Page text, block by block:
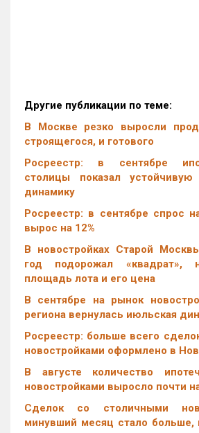
Другие публикации по теме:
В Москве резко выросли
строящегося, и готового
Росреестр: в сентябре
столицы показал устойчивую
динамику
Росреестр: в сентябре спрос
вырос на 12%
В новостройках Старой
год подорожал «квадрат»,
площадь лота и его цена
В сентябре на рынок
региона вернулась июльская
Росреестр: больше всего
новостройками оформлено в
В августе количество
новостройками выросло почти
Cделок со столичными
минувший месяц стало больше,